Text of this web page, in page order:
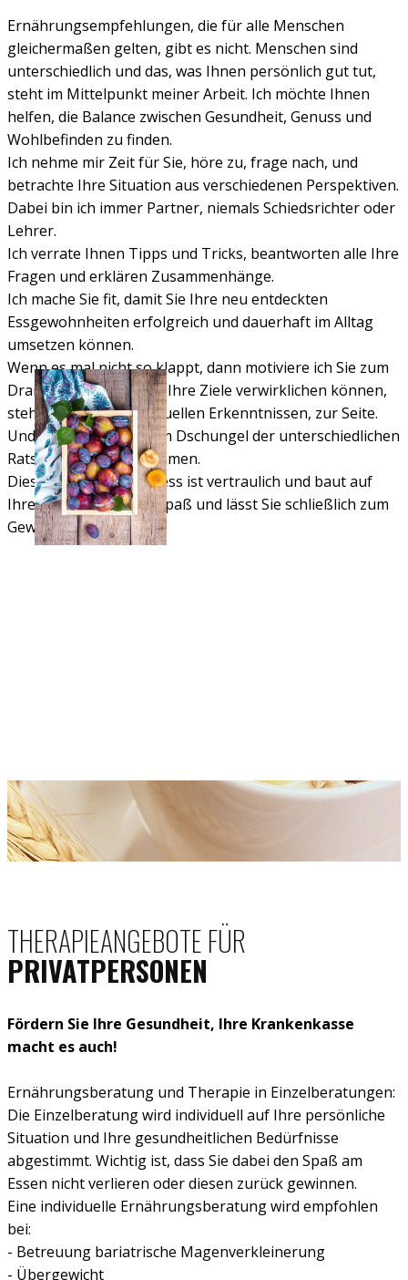
Ernährungsempfehlungen, die für alle Menschen
gleichermaßen gelten, gibt es nicht. Menschen sind
unterschiedlich und das, was Ihnen persönlich gut tut,
steht im Mittelpunkt meiner Arbeit. Ich möchte Ihnen
helfen, die Balance zwischen Gesundheit, Genuss und
Wohlbefinden zu finden.
Ich nehme mir Zeit für Sie, höre zu, frage nach, und
betrachte Ihre Situation aus verschiedenen Perspektiven.
Dabei bin ich immer Partner, niemals Schiedsrichter oder
Lehrer.
Ich verrate Ihnen Tipps und Tricks, beantworten alle Ihre
Fragen und erklären Zusammenhänge.
Ich mache Sie fit, damit Sie Ihre neu entdeckten
Essgewohnheiten erfolgreich und dauerhaft im Alltag
umsetzen können.
Wenn es mal nicht so klappt, dann motiviere ich Sie zum
Dranbleiben. Damit Sie Ihre Ziele verwirklichen können,
stehe ich Ihnen mit aktuellen Erkenntnissen, zur Seite.
Und ich zeige, wie Sie im Dschungel der unterschiedlichen
Ratschläge zurechtkommen.
Dieser Beratungsprozess ist vertraulich und baut auf
Ihre Mitarbeit, bringt Spaß und lässt Sie schließlich zum
Gewinner werden.
THERAPIEANGEBOTE FÜR
PRIVATPERSONEN
Fördern Sie Ihre Gesundheit, Ihre Krankenkasse
macht es auch!
Ernährungsberatung und Therapie in Einzelberatungen:
Die Einzelberatung wird individuell auf Ihre persönliche
Situation und Ihre gesundheitlichen Bedürfnisse
abgestimmt. Wichtig ist, dass Sie dabei den Spaß am
Essen nicht verlieren oder diesen zurück gewinnen.
Eine individuelle Ernährungsberatung wird empfohlen
bei:
- Betreuung bariatrische Magenverkleinerung
- Übergewicht